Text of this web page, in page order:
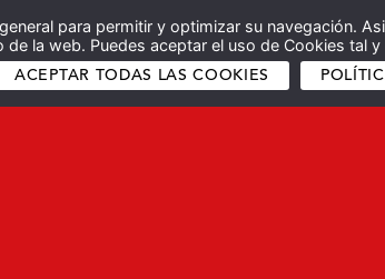
para permitir y optimizar su navegación.
la web. Puedes aceptar el uso de Cookies tal
ACEPTAR TODAS LAS COOKIES